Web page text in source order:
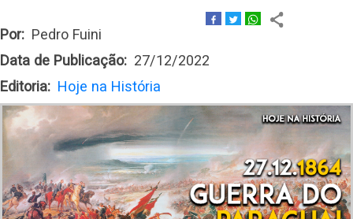
Por
Pedro Fuini
Data de Publicação
27/12/2022
Editoria
Hoje na História